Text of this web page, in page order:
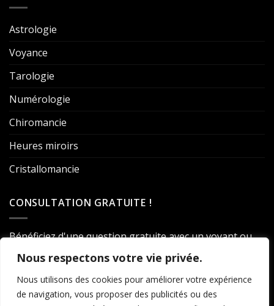
Nous respectons votre vie privée.
Nous utilisons des cookies pour améliorer votre expérience
de navigation, vous proposer des publicités ou des
Astrologie
Voyance
Tarologie
Numérologie
Chiromancie
Heures miroirs
Cristallomancie
CONSULTATION GRATUITE !
Bénéficiez d'une question gratuite avec un voyant ou
un médium en vous inscrivant à notre newsletter.